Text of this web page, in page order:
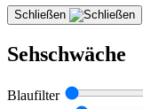
Schließen
Sehschwäche
Blaufilter